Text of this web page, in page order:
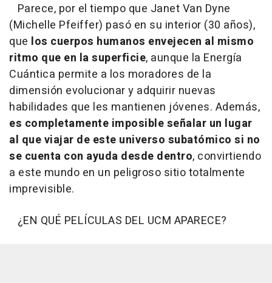
Parece, por el tiempo que Janet Van Dyne
(Michelle Pfeiffer) pasó en su interior (30 años),
que los cuerpos humanos envejecen al mismo
ritmo que en la superficie, aunque la Energía
Cuántica permite a los moradores de la
dimensión evolucionar y adquirir nuevas
habilidades que les mantienen jóvenes. Además,
es completamente imposible señalar un lugar
al que viajar de este universo subatómico si no
se cuenta con ayuda desde dentro, convirtiendo
a este mundo en un peligroso sitio totalmente
imprevisible.
¿EN QUÉ PELÍCULAS DEL UCM APARECE?